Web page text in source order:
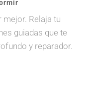
mejor. Relaja tu
guiadas que te
y reparador.